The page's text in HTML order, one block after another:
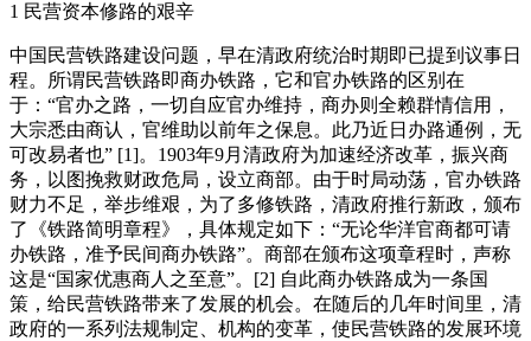
1 民营资本修路的艰辛
中国民营铁路建设问题，早在清政府统治时期即已提到议事日
程。所谓民营铁路即商办铁路，它和官办铁路的区别在
于：“官办之路，一切自应官办维持，商办则全赖群情信用，
大宗悉由商认，官维助以前年之保息。此乃近日办路通例，无
可改易者也” [1]。1903年9月清政府为加速经济改革，振兴商
务，以图挽救财政危局，设立商部。由于时局动荡，官办铁路
财力不足，举步维艰，为了多修铁路，清政府推行新政，颁布
了《铁路简明章程》，具体规定如下：“无论华洋官商都可请
办铁路，准予民间商办铁路”。商部在颁布这项章程时，声称
这是“国家优惠商人之至意”。[2] 自此商办铁路成为一条国
策，给民营铁路带来了发展的机会。在随后的几年时间里，清
政府的一系列法规制定、机构的变革，使民营铁路的发展环境